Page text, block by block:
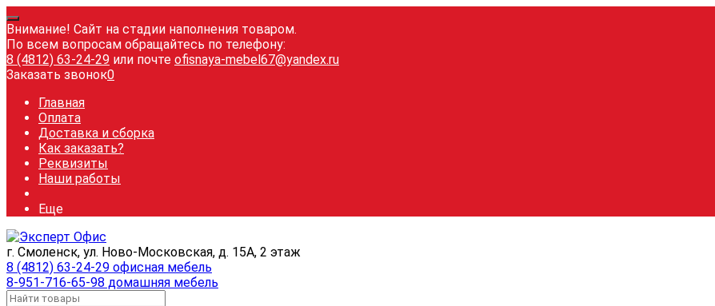
Внимание! Сайт на стадии наполнения товаром.
По всем вопросам обращайтесь по телефону:
8 (4812) 63-24-29 или почте ofisnaya-mebel67@yandex.ru
Заказать звонок0
Главная
Оплата
Доставка и сборка
Как заказать?
Реквизиты
Наши работы
Еще
г. Смоленск, ул. Ново-Московская, д. 15А, 2 этаж
8 (4812) 63-24-29 офисная мебель
8-951-716-65-98 домашняя мебель